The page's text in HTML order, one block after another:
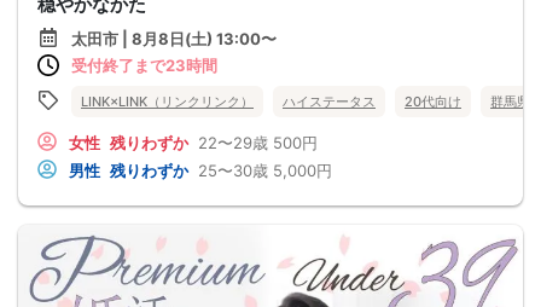
穏やかなかた
太田市 | 8月8日(土) 13:00〜
受付終了まで23時間
LINK×LINK（リンクリンク） ハイステータス 20代向け 群馬県
女性 残りわずか 22〜29歳 500円
男性 残りわずか 25〜30歳 5,000円